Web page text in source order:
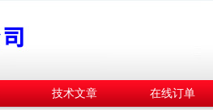
技术文章 在线订单